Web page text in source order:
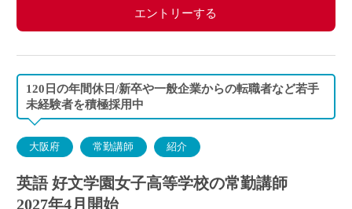
エントリーする
120日の年間休日/新卒や一般企業からの転職者など若手
未経験者を積極採用中
大阪府 常勤講師 紹介
英語 好文学園女子高等学校の常勤講師
2027年4月開始